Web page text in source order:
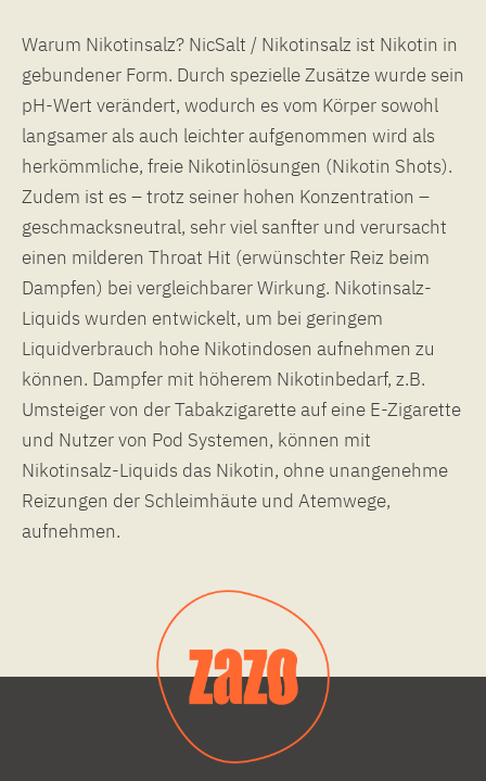
Warum Nikotinsalz? NicSalt / Nikotinsalz ist Nikotin in
gebundener Form. Durch spezielle Zusätze wurde sein
pH-Wert verändert, wodurch es vom Körper sowohl
langsamer als auch leichter aufgenommen wird als
herkömmliche, freie Nikotinlösungen (Nikotin Shots).
Zudem ist es – trotz seiner hohen Konzentration –
geschmacksneutral, sehr viel sanfter und verursacht
einen milderen Throat Hit (erwünschter Reiz beim
Dampfen) bei vergleichbarer Wirkung. Nikotinsalz-
Liquids wurden entwickelt, um bei geringem
Liquidverbrauch hohe Nikotindosen aufnehmen zu
können. Dampfer mit höherem Nikotinbedarf, z.B.
Umsteiger von der Tabakzigarette auf eine E-Zigarette
und Nutzer von Pod Systemen, können mit
Nikotinsalz-Liquids das Nikotin, ohne unangenehme
Reizungen der Schleimhäute und Atemwege,
aufnehmen.